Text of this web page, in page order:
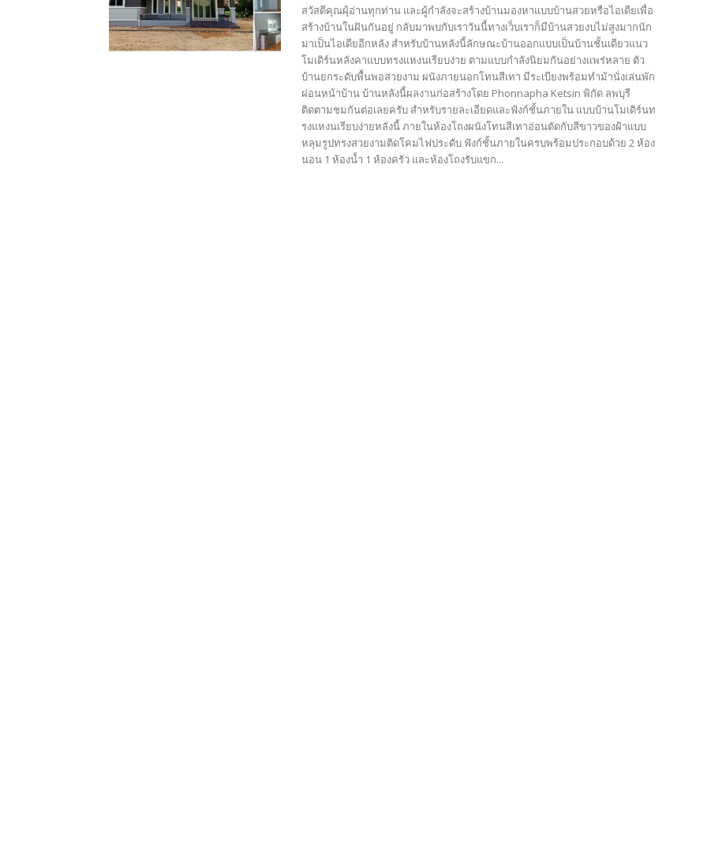
สวัสดีคุณผุ้อ่านทุกท่าน และผู้กำลังจะสร้างบ้านมองหาแบบบ้านสวยหรือไอเดียเพื่อ
สร้างบ้านในฝันกันอยู่ กลับมาพบกับเราวันนี้ทางเว็บเราก็มีบ้านสวยงบไม่สูงมากนัก
มาเป็นไอเดียอีกหลัง สำหรับบ้านหลังนี้ลักษณะบ้านออกแบบเป็นบ้านชั้นเดียวแนว
โมเดิร์นหลังคาแบบทรงแหงนเรียบง่าย ตามแบบกำลังนิยมกันอย่างแพร่หลาย ตัว
บ้านยกระดับพื้นพอสวยงาม ผนังภายนอกโทนสีเทา มีระเบียงพร้อมทำม้านั่งเล่นพัก
ผ่อนหน้าบ้าน บ้านหลังนี้ผลงานก่อสร้างโดย Phonnapha Ketsin พิกัด ลพบุรี
ติดตามชมกันต่อเลยครับ สำหรับรายละเอียดและฟังก์ชั้นภายใน แบบบ้านโมเดิร์นท
รงแหงนเรียบง่ายหลังนี้ ภายในห้องโถงผนังโทนสีเทาอ่อนตัดกับสีขาวของฝ้าแบบ
หลุมรูปทรงสวยงามติดโคมไฟประดับ ฟังก์ชั้นภายในครบพร้อมประกอบด้วย 2 ห้อง
นอน 1 ห้องน้ำ 1 ห้องครัว และห้องโถงรับแขก...